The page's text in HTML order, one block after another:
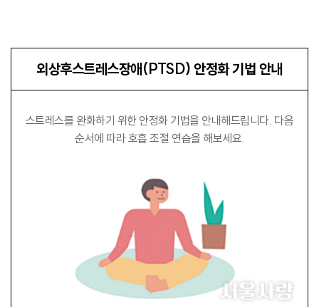
외상후스트레스장애(PTSD) 안정화 기법 안내
스트레스를 완화하기 위한 안정화 기법을 안내해드립니다. 다음
순서에 따라 호흡 조절 연습을 해보세요.